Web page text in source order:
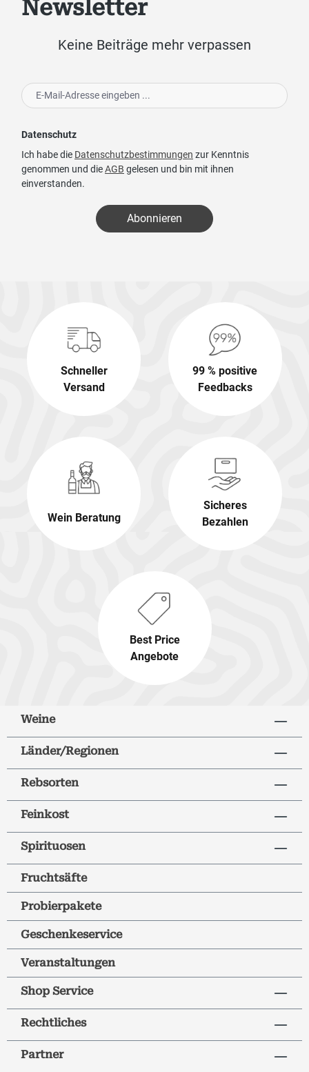
Newsletter
Keine Beiträge mehr verpassen
Datenschutz
Ich habe die Datenschutzbestimmungen zur Kenntnis
genommen und dieAGB gelesen und bin mit ihnen
einverstanden.
Abonnieren
Schneller
Versand
99 % positive
Feedbacks
Wein Beratung
Sicheres
Bezahlen
Best Price
Angebote
Weine
Länder/Regionen
Rebsorten
Feinkost
Spirituosen
Fruchtsäfte
Probierpakete
Geschenkeservice
Veranstaltungen
Shop Service
Rechtliches
Partner